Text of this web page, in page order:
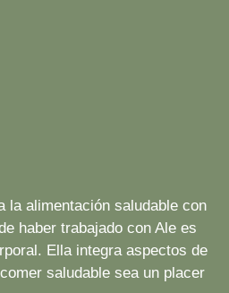
la alimentación saludable con
haber trabajado con Ale es
Ella integra aspectos de
comer saludable sea un placer